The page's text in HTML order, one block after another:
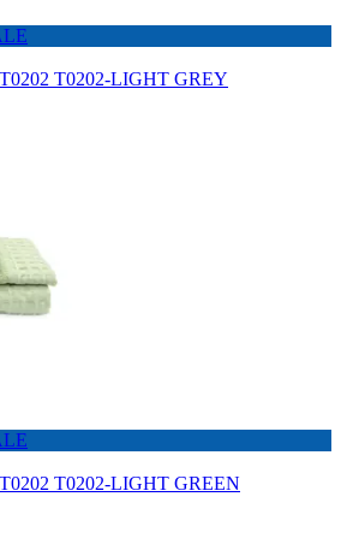
T0202-LIGHT GREY
T0202-LIGHT GREEN